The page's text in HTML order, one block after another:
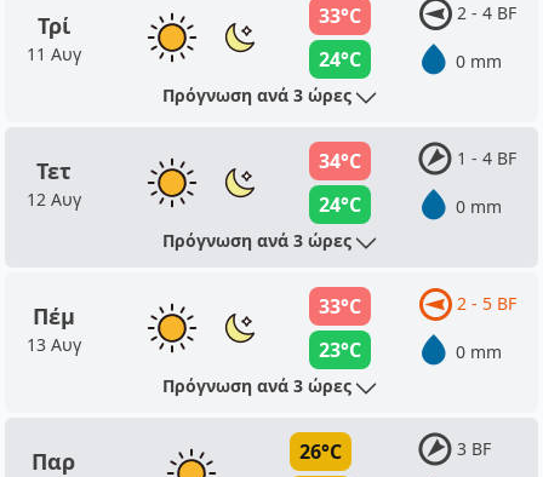
Τρί
11 Αυγ
33°C
24°C
2 - 4 BF
0 mm
Πρόγνωση ανά 3 ώρες
Τετ
12 Αυγ
34°C
24°C
1 - 4 BF
0 mm
Πρόγνωση ανά 3 ώρες
Πέμ
13 Αυγ
33°C
23°C
2 - 5 BF
0 mm
Πρόγνωση ανά 3 ώρες
Παρ
26°C
3 BF